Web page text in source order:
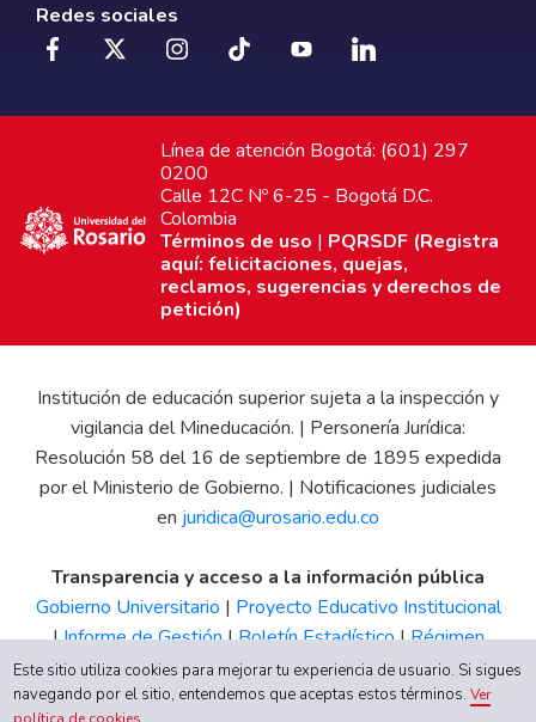
Redes sociales
Línea de atención Bogotá: (601) 297
0200
Calle 12C Nº 6-25 - Bogotá D.C.
Colombia
Términos de uso | PQRSDF (Registra
aquí: felicitaciones, quejas,
reclamos, sugerencias y derechos de
petición)
Institución de educación superior sujeta a la inspección y
vigilancia del Mineducación. | Personería Jurídica:
Resolución 58 del 16 de septiembre de 1895 expedida
por el Ministerio de Gobierno. | Notificaciones judiciales
en juridica@urosario.edu.co
Transparencia y acceso a la información pública
Gobierno Universitario | Proyecto Educativo Institucional
|Informe de Gestión|Boletín Estadístico|Régimen
Tributario|Estados Financieros |Código de Ética| Canal
de Integridad UR
Este sitio utiliza cookies para mejorar tu experiencia de usuario. Si sigues
navegando por el sitio, entendemos que aceptas estos términos.Ver